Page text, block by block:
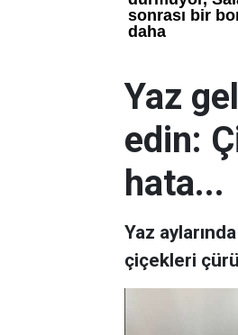
Yaz
edin:
hata...
Yaz
çiçekleri